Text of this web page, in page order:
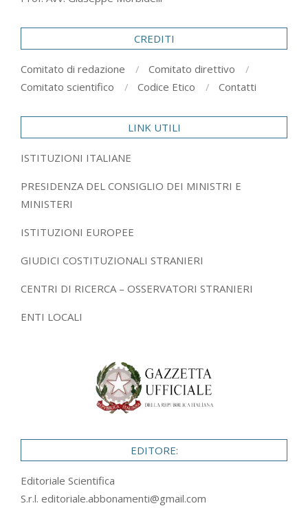
CREDITI
Comitato di redazione
Comitato direttivo
Comitato scientifico
Codice Etico Contatti
LINK UTILI
ISTITUZIONI ITALIANE
PRESIDENZA DEL CONSIGLIO DEI MINISTRI E
MINISTERI
ISTITUZIONI EUROPEE
GIUDICI COSTITUZIONALI STRANIERI
CENTRI DI RICERCA – OSSERVATORI STRANIERI
ENTI LOCALI
EDITORE:
Editoriale Scientifica
S.r.l. editoriale.abbonamenti@gmail.com